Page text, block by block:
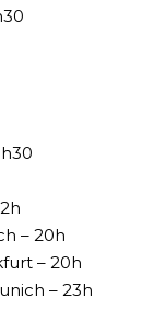
– 20h
– 20h
– 23h